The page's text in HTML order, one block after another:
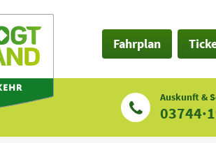
Fahrplan
Auskunft &